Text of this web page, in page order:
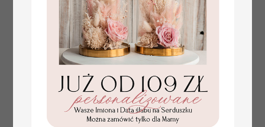
Prezent dla dziecka na narodziny
welurowy album na zdjęcia,
pamiątka z pierwszych lat życia
349.00 PLN